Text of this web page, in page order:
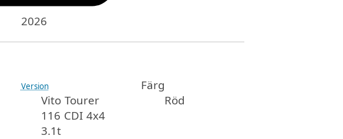
2026
Version
Vito Tourer
116 CDI 4x4
3.1t
Färg
Röd